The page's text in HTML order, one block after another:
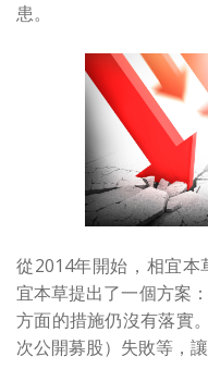
患。
從2014年開始，相宜
宜本草提出了一個方案
方面的措施仍沒有落實
次公開募股）失敗等，